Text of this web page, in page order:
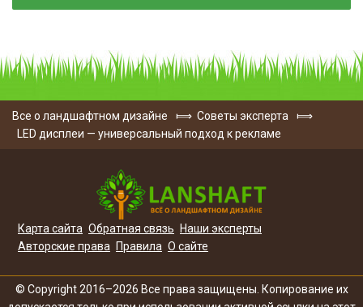
Все о ландшафтном дизайне ⟾ Советы эксперта
⟾
LED дисплеи — универсальный подход к рекламе
Карта сайта Обратная связь
Наши эксперты
Авторские права
Правила О сайте
© Copyright 2016–2026 Все права защищены. Копирование их